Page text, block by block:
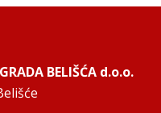
BELIŠĆA d.o.o.